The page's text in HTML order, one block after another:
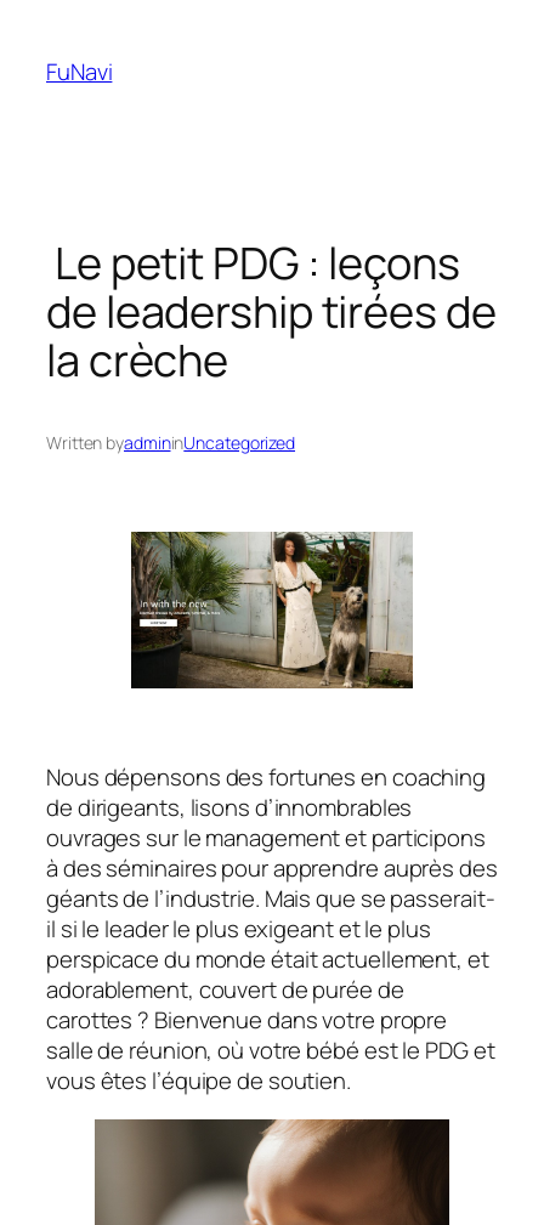
content
FuNavi
Le petit PDG : leçons
de leadership tirées de
la crèche
Written byadmininUncategorized
Nous dépensons des fortunes en coaching
de dirigeants, lisons d’innombrables
ouvrages sur le management et participons
à des séminaires pour apprendre auprès des
géants de l’industrie. Mais que se passerait-
il si le leader le plus exigeant et le plus
perspicace du monde était actuellement, et
adorablement, couvert de purée de
carottes ? Bienvenue dans votre propre
salle de réunion, où votre bébé est le PDG et
vous êtes l’équipe de soutien.